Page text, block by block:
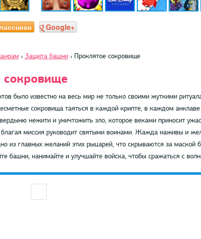
Google+
› Защита башни › Проклятое сокровище
сокровище
было известно на весь мир не только своими жуткими
сокровища таяться в каждой крипте, в каждом
нежити и уничтожить зло, которое веками приносит
миссия руководит святыми воинами. Жажда наживы и
из главных желаний этих рыцарей, что скрываются за маской
башни, нанимайте и улучшайте войска, чтобы сражаться с